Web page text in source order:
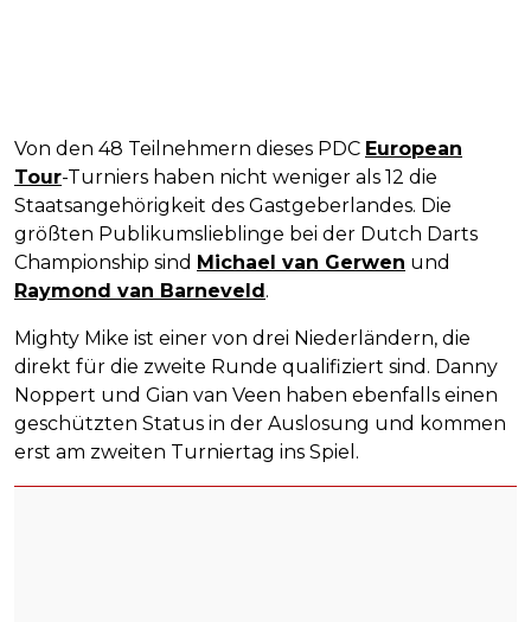
Von den 48 Teilnehmern dieses PDC European
Tour-Turniers haben nicht weniger als 12 die
Staatsangehörigkeit des Gastgeberlandes. Die
größten Publikumslieblinge bei der Dutch Darts
Championship sind Michael van Gerwen und
Raymond van Barneveld .
Mighty Mike ist einer von drei Niederländern, die
direkt für die zweite Runde qualifiziert sind. Danny
Noppert und Gian van Veen haben ebenfalls einen
geschützten Status in der Auslosung und kommen
erst am zweiten Turniertag ins Spiel.